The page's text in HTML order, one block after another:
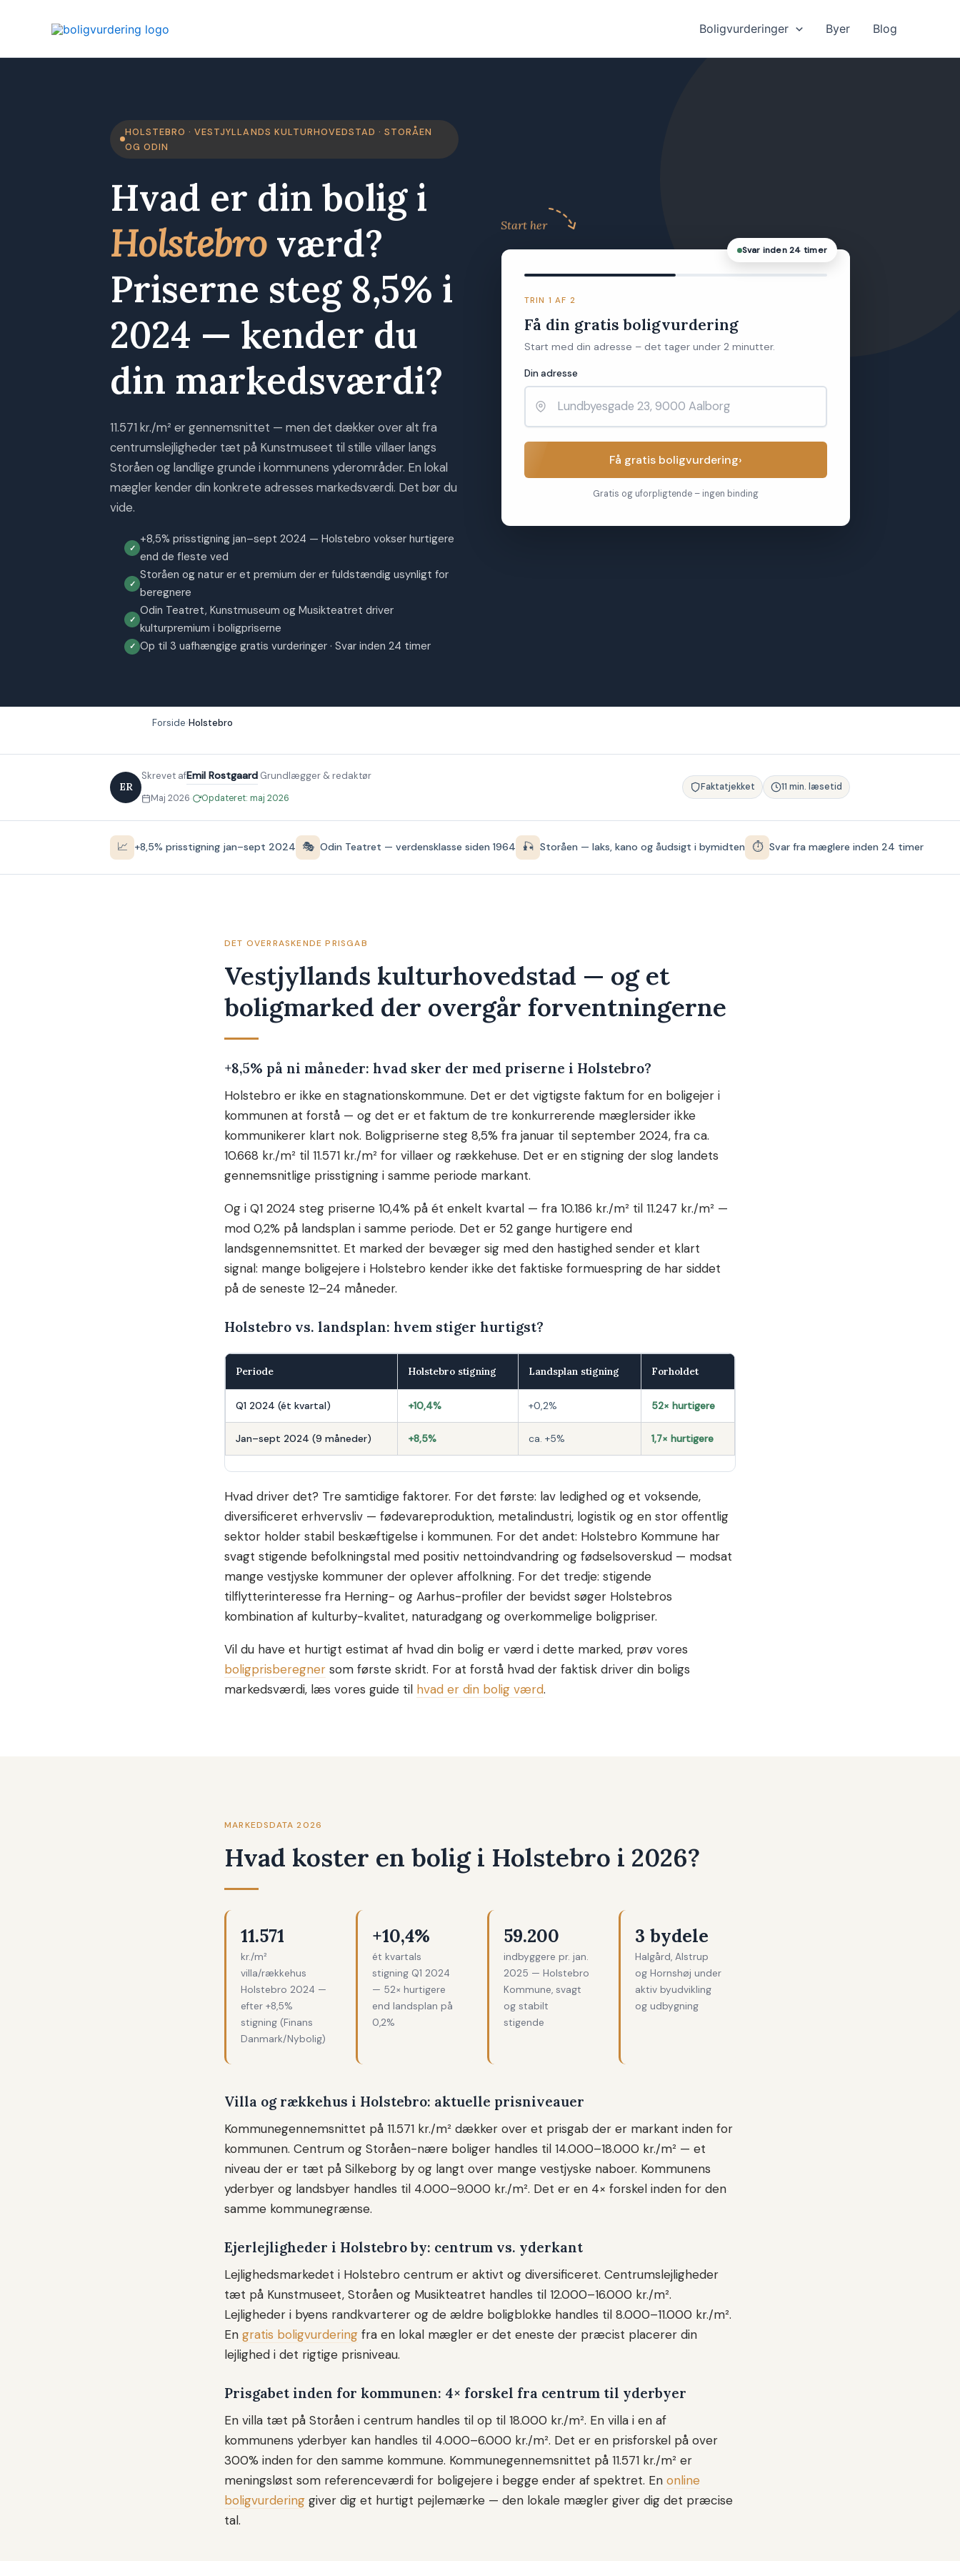
Boligvurderinger Byer Blog
HOLSTEBRO · VESTJYLLANDS KULTURHOVEDSTAD · STORÅEN
OG ODIN
Hvad er din bolig i
Holstebro værd?
Priserne steg 8,5% i
2024 — kender du
din markedsværdi?
11.571 kr./m² er gennemsnittet — men det dækker over alt fra
centrumslejligheder tæt på Kunstmuseet til stille villaer langs
Storåen og landlige grunde i kommunens yderområder. En lokal
mægler kender din konkrete adresses markedsværdi. Det bør du
vide.
+8,5% prisstigning jan–sept 2024 — Holstebro vokser hurtigere
end de fleste ved
Storåen og natur er et premium der er fuldstændig usynligt for
beregnere
Odin Teatret, Kunstmuseum og Musikteatret driver
kulturpremium i boligpriserne
Op til 3 uafhængige gratis vurderinger · Svar inden 24 timer
TRIN 1 AF 2
Få din gratis boligvurdering
Start med din adresse – det tager under 2 minutter.
Din adresse
Få gratis boligvurdering›
Gratis og uforpligtende – ingen binding
Svar inden 24 timer
Start her
Forside Holstebro
ER
Skrevet afEmil Rostgaard·Grundlægger & redaktør
Maj 2026· Opdateret: maj 2026
Faktatjekket 11 min. læsetid
📈 +8,5% prisstigning jan–sept 2024 🎭 Odin Teatret — verdensklasse siden 1964 🎣 Storåen — laks, kano og åudsigt i bymidten ⏱ Svar fra mæglere inden 24 timer
DET OVERRASKENDE PRISGAB
Vestjyllands kulturhovedstad — og et
boligmarked der overgår forventningerne
+8,5% på ni måneder: hvad sker der med priserne i Holstebro?
Holstebro er ikke en stagnationskommune. Det er det vigtigste faktum for en boligejer i
kommunen at forstå — og det er et faktum de tre konkurrerende mæglersider ikke
kommunikerer klart nok. Boligpriserne steg 8,5% fra januar til september 2024, fra ca.
10.668 kr./m² til 11.571 kr./m² for villaer og rækkehuse. Det er en stigning der slog landets
gennemsnitlige prisstigning i samme periode markant.
Og i Q1 2024 steg priserne 10,4% på ét enkelt kvartal — fra 10.186 kr./m² til 11.247 kr./m² —
mod 0,2% på landsplan i samme periode. Det er 52 gange hurtigere end
landsgennemsnittet. Et marked der bevæger sig med den hastighed sender et klart
signal: mange boligejere i Holstebro kender ikke det faktiske formuespring de har siddet
på de seneste 12–24 måneder.
Holstebro vs. landsplan: hvem stiger hurtigst?
Periode Holstebro stigning Landsplan stigning Forholdet
Q1 2024 (ét kvartal) +10,4% +0,2% 52× hurtigere
Jan–sept 2024 (9 måneder) +8,5% ca. +5% 1,7× hurtigere
Hvad driver det? Tre samtidige faktorer. For det første: lav ledighed og et voksende,
diversificeret erhvervsliv — fødevareproduktion, metalindustri, logistik og en stor offentlig
sektor holder stabil beskæftigelse i kommunen. For det andet: Holstebro Kommune har
svagt stigende befolkningstal med positiv nettoindvandring og fødselsoverskud — modsat
mange vestjyske kommuner der oplever affolkning. For det tredje: stigende
tilflytterinteresse fra Herning- og Aarhus-profiler der bevidst søger Holstebros
kombination af kulturby-kvalitet, naturadgang og overkommelige boligpriser.
Vil du have et hurtigt estimat af hvad din bolig er værd i dette marked, prøv vores
boligprisberegner som første skridt. For at forstå hvad der faktisk driver din boligs
markedsværdi, læs vores guide til hvad er din bolig værd.
MARKEDSDATA 2026
Hvad koster en bolig i Holstebro i 2026?
11.571
kr./m²
villa/rækkehus
Holstebro 2024 —
efter +8,5%
stigning (Finans
Danmark/Nybolig)
+10,4%
ét kvartals
stigning Q1 2024
— 52× hurtigere
end landsplan på
0,2%
59.200
indbyggere pr. jan.
2025 — Holstebro
Kommune, svagt
og stabilt
stigende
3 bydele
Halgård, Alstrup
og Hornshøj under
aktiv byudvikling
og udbygning
Villa og rækkehus i Holstebro: aktuelle prisniveauer
Kommunegennemsnittet på 11.571 kr./m² dækker over et prisgab der er markant inden for
kommunen. Centrum og Storåen-nære boliger handles til 14.000–18.000 kr./m² — et
niveau der er tæt på Silkeborg by og langt over mange vestjyske naboer. Kommunens
yderbyer og landsbyer handles til 4.000–9.000 kr./m². Det er en 4× forskel inden for den
samme kommunegrænse.
Ejerlejligheder i Holstebro by: centrum vs. yderkant
Lejlighedsmarkedet i Holstebro centrum er aktivt og diversificeret. Centrumslejligheder
tæt på Kunstmuseet, Storåen og Musikteatret handles til 12.000–16.000 kr./m².
Lejligheder i byens randkvarterer og de ældre boligblokke handles til 8.000–11.000 kr./m².
En gratis boligvurdering fra en lokal mægler er det eneste der præcist placerer din
lejlighed i det rigtige prisniveau.
Prisgabet inden for kommunen: 4× forskel fra centrum til yderbyer
En villa tæt på Storåen i centrum handles til op til 18.000 kr./m². En villa i en af
kommunens yderbyer kan handles til 4.000–6.000 kr./m². Det er en prisforskel på over
300% inden for den samme kommune. Kommunegennemsnittet på 11.571 kr./m² er
meningsløst som referenceværdi for boligejere i begge ender af spektret. En online
boligvurdering giver dig et hurtigt pejlemærke — den lokale mægler giver dig det præcise
tal.